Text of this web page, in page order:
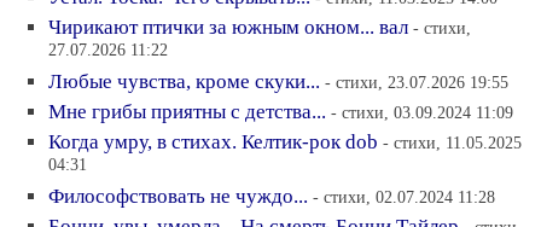
Чирикают птички за южным окном... вал - стихи,
27.07.2026 11:22
Любые чувства, кроме скуки... - стихи, 23.07.2026 19:55
Мне грибы приятны с детства... - стихи, 03.09.2024 11:09
Когда умру, в стихах. Келтик-рок dob - стихи, 11.05.2025
04:31
Философствовать не чуждо... - стихи, 02.07.2024 11:28